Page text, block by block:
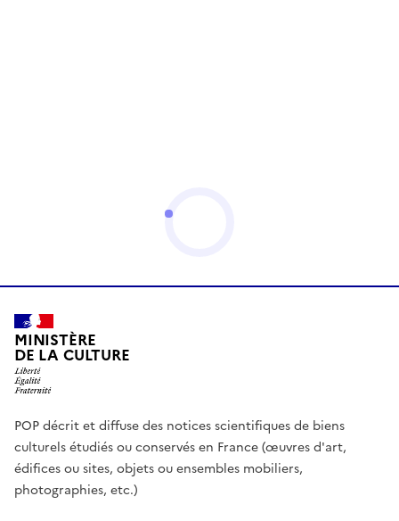
MINISTÈRE
DE LA CULTURE
POP décrit et diffuse des notices scientifiques de biens
culturels étudiés ou conservés en France (œuvres d'art,
édifices ou sites, objets ou ensembles mobiliers,
photographies, etc.)